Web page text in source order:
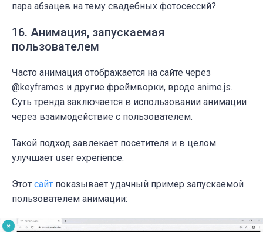
пара абзацев на тему свадебных фотосессий?
16. Анимация, запускаемая
пользователем
Часто анимация отображается на сайте через
@keyframes и другие фреймворки, вроде anime.js.
Суть тренда заключается в использовании анимации
через взаимодействие с пользователем.
Такой подход завлекает посетителя и в целом
улучшает user experience.
Этот сайт показывает удачный пример запускаемой
пользователем анимации: